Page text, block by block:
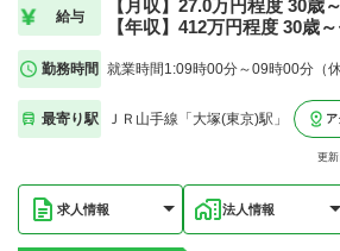
給与
【月収】27.0万円程度 30歳
【年収】412万円程度 30歳
勤務時間 就業時間1:09時00分～09時00分（休
最寄り駅 ＪＲ山手線「大塚(東京)駅」 ア
更
求人情報 法人情報